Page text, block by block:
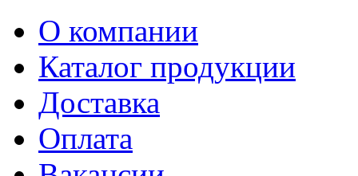
О компании
Каталог продукции
Доставка
Оплата